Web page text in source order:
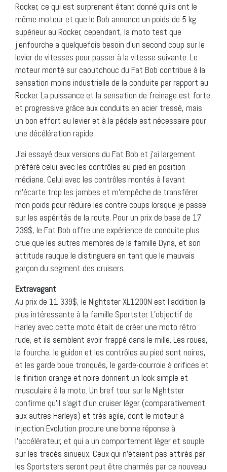
Rocker, ce qui est surprenant étant donné qu’ils ont le
même moteur et que le Bob annonce un poids de 5 kg
supérieur au Rocker, cependant, la moto test que
j’enfourche a quelquefois besoin d’un second coup sur le
levier de vitesses pour passer à la vitesse suivante. Le
moteur monté sur caoutchouc du Fat Bob contribue à la
sensation moins industrielle de la conduite par rapport au
Rocker. La puissance et la sensation de freinage est forte
et progressive grâce aux conduits en acier tressé, mais
un bon effort au levier et à la pédale est nécessaire pour
une décélération rapide.
J’ai essayé deux versions du Fat Bob et j’ai largement
préféré celui avec les contrôles au pied en position
médiane. Celui avec les contrôles montés à l’avant
m’écarte trop les jambes et m’empêche de transférer
mon poids pour réduire les contre coups lorsque je passe
sur les aspérités de la route. Pour un prix de base de 17
239$, le Fat Bob offre une expérience de conduite plus
crue que les autres membres de la famille Dyna, et son
attitude rauque le distinguera en tant que le mauvais
garçon du segment des cruisers.
Extravagant
Au prix de 11 339$, le Nightster XL1200N est l’addition la
plus intéressante à la famille Sportster. L’objectif de
Harley avec cette moto était de créer une moto rétro
rude, et ils semblent avoir frappé dans le mille. Les roues,
la fourche, le guidon et les contrôles au pied sont noires,
et les garde boue tronqués, le garde-courroie à orifices et
la finition orange et noire donnent un look simple et
musculaire à la moto. Un bref tour sur le Nightster
confirme qu’il s’agit d’un cruiser léger (comparativement
aux autres Harleys) et très agile, dont le moteur à
injection Evolution procure une bonne réponse à
l’accélérateur, et qui a un comportement léger et souple
sur les tracés sinueux. Ceux qui n’étaient pas attirés par
les Sportsters seront peut être charmés par ce nouveau